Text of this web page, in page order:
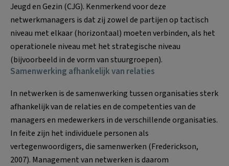
Jeugd en Gezin (CJG). Kenmerkend voor deze
netwerkmanagers is dat zij zowel de partijen op tactisch
niveau met elkaar (horizontaal) moeten verbinden, als het
operationele niveau met het strategische niveau
(bijvoorbeeld in de vorm van stuurgroepen).
Samenwerking afhankelijk van relaties
In netwerken is de samenwerking tussen organisaties sterk
afhankelijk van de relaties en de competenties van de
managers en medewerkers in de verschillende organisaties.
In feite zijn het individuele personen als
vertegenwoordigers, die samenwerken (Frederickson,
2007). Management van netwerken is daarom